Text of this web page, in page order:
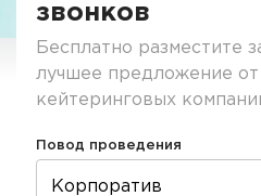
звонков
Бесплатно разместите
лучшее предложение от
кейтеринговых
Повод проведения